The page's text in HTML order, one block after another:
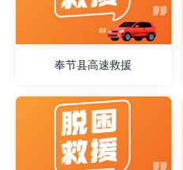
奉节县高速救援